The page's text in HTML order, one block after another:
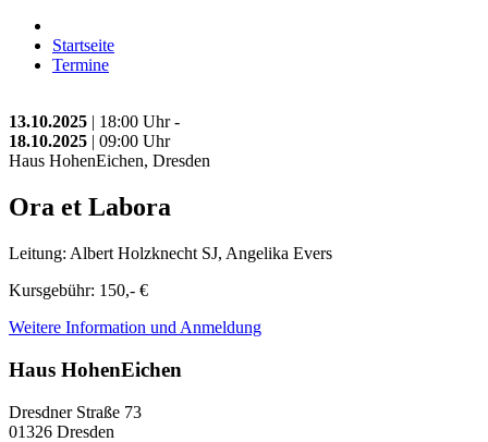
Startseite
Termine
13.10.2025 | 18:00 Uhr -
18.10.2025 | 09:00 Uhr
Haus HohenEichen, Dresden
Ora et Labora
Leitung: Albert Holzknecht SJ, Angelika Evers
Kursgebühr: 150,- €
Weitere Information und Anmeldung
Haus HohenEichen
Dresdner Straße 73
01326 Dresden